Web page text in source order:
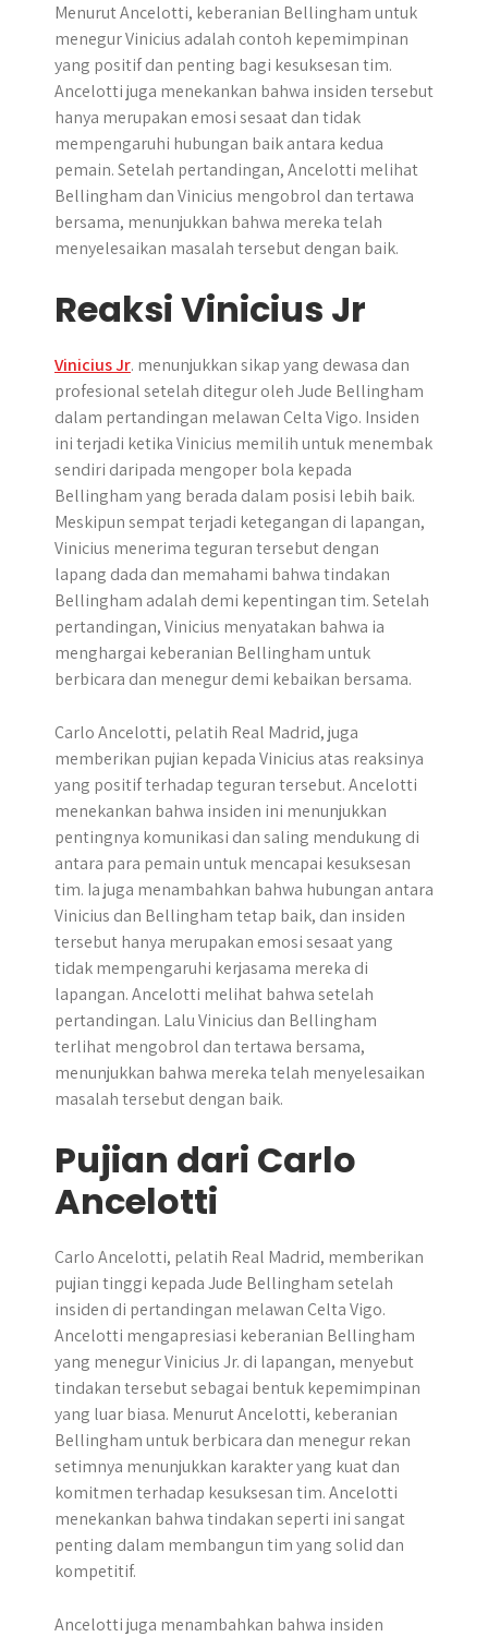
Menurut Ancelotti, keberanian Bellingham untuk
menegur Vinicius adalah contoh kepemimpinan
yang positif dan penting bagi kesuksesan tim.
Ancelotti juga menekankan bahwa insiden tersebut
hanya merupakan emosi sesaat dan tidak
mempengaruhi hubungan baik antara kedua
pemain. Setelah pertandingan, Ancelotti melihat
Bellingham dan Vinicius mengobrol dan tertawa
bersama, menunjukkan bahwa mereka telah
menyelesaikan masalah tersebut dengan baik.
Reaksi Vinicius Jr
Vinicius Jr. menunjukkan sikap yang dewasa dan
profesional setelah ditegur oleh Jude Bellingham
dalam pertandingan melawan Celta Vigo. Insiden
ini terjadi ketika Vinicius memilih untuk menembak
sendiri daripada mengoper bola kepada
Bellingham yang berada dalam posisi lebih baik.
Meskipun sempat terjadi ketegangan di lapangan,
Vinicius menerima teguran tersebut dengan
lapang dada dan memahami bahwa tindakan
Bellingham adalah demi kepentingan tim. Setelah
pertandingan, Vinicius menyatakan bahwa ia
menghargai keberanian Bellingham untuk
berbicara dan menegur demi kebaikan bersama.
Carlo Ancelotti, pelatih Real Madrid, juga
memberikan pujian kepada Vinicius atas reaksinya
yang positif terhadap teguran tersebut. Ancelotti
menekankan bahwa insiden ini menunjukkan
pentingnya komunikasi dan saling mendukung di
antara para pemain untuk mencapai kesuksesan
tim. Ia juga menambahkan bahwa hubungan antara
Vinicius dan Bellingham tetap baik, dan insiden
tersebut hanya merupakan emosi sesaat yang
tidak mempengaruhi kerjasama mereka di
lapangan. Ancelotti melihat bahwa setelah
pertandingan. Lalu Vinicius dan Bellingham
terlihat mengobrol dan tertawa bersama,
menunjukkan bahwa mereka telah menyelesaikan
masalah tersebut dengan baik.
Pujian dari Carlo
Ancelotti
Carlo Ancelotti, pelatih Real Madrid, memberikan
pujian tinggi kepada Jude Bellingham setelah
insiden di pertandingan melawan Celta Vigo.
Ancelotti mengapresiasi keberanian Bellingham
yang menegur Vinicius Jr. di lapangan, menyebut
tindakan tersebut sebagai bentuk kepemimpinan
yang luar biasa. Menurut Ancelotti, keberanian
Bellingham untuk berbicara dan menegur rekan
setimnya menunjukkan karakter yang kuat dan
komitmen terhadap kesuksesan tim. Ancelotti
menekankan bahwa tindakan seperti ini sangat
penting dalam membangun tim yang solid dan
kompetitif.
Ancelotti juga menambahkan bahwa insiden